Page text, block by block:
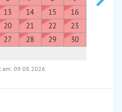
13 14 15
16
20 21 22
23
27 28 29
30
am: 09.08.2026